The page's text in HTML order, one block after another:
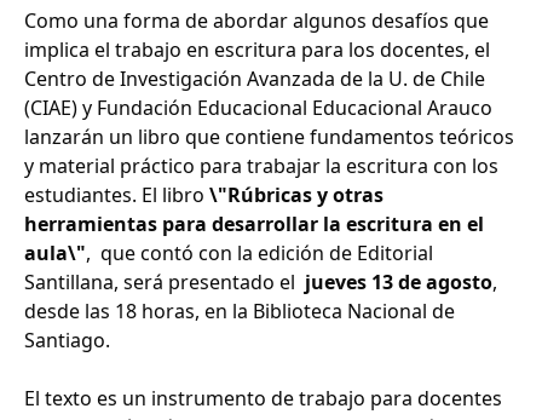
Como una forma de abordar algunos desafíos que
implica el trabajo en escritura para los docentes, el
Centro de Investigación Avanzada de la U. de Chile
(CIAE) y Fundación Educacional Educacional Arauco
lanzarán un libro que contiene fundamentos teóricos
y material práctico para trabajar la escritura con los
estudiantes. El libro \"Rúbricas y otras
herramientas para desarrollar la escritura en el
aula\", que contó con la edición de Editorial
Santillana, será presentado el jueves 13 de agosto,
desde las 18 horas, en la Biblioteca Nacional de
Santiago.
El texto es un instrumento de trabajo para docentes